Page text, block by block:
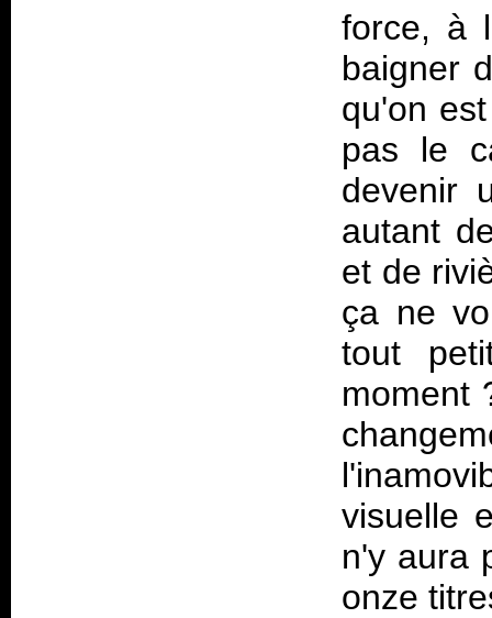
force, à
baigner
qu'on
pas le
devenir
autant
et de
ça ne
tout
moment
visuelle
n'y aura
onze